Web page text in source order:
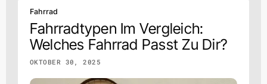
Fahrrad
Fahrradtypen Im Vergleich:
Welches Fahrrad Passt Zu Dir?
OKTOBER 30, 2025